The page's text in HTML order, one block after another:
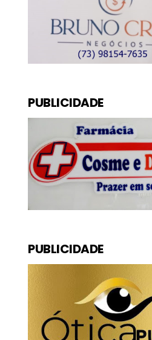
PUBLICIDADE
PUBLICIDADE